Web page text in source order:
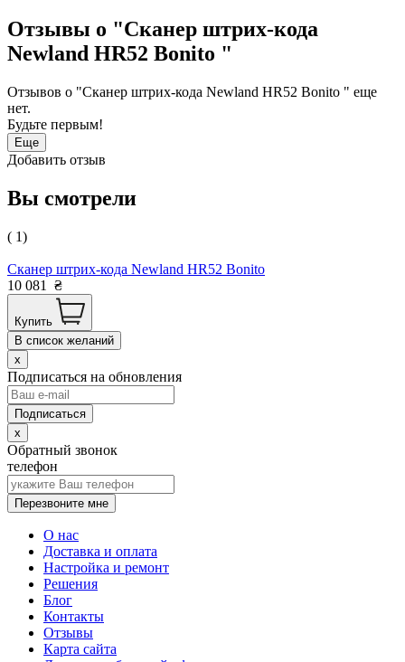
Отзывы о "Сканер штрих-кода
Newland HR52 Bonito "
Отзывов о "Сканер штрих-кода Newland HR52 Bonito " еще
нет.
Будьте первым!
Еще
Добавить отзыв
Вы смотрели
( 1)
Сканер штрих-кода Newland HR52 Bonito
10 081
₴
Купить
В список желаний
x
Подписаться на обновления
x
Обратный звонок
телефон
Перезвоните мне
О нас
Доставка и оплата
Настройка и ремонт
Решения
Блог
Контакты
Отзывы
Карта сайта